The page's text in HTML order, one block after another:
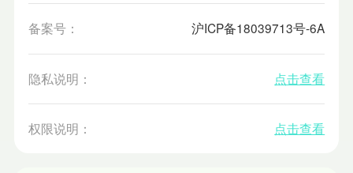
备案号： 沪ICP备18039713号-6A
隐私说明： 点击查看
权限说明： 点击查看